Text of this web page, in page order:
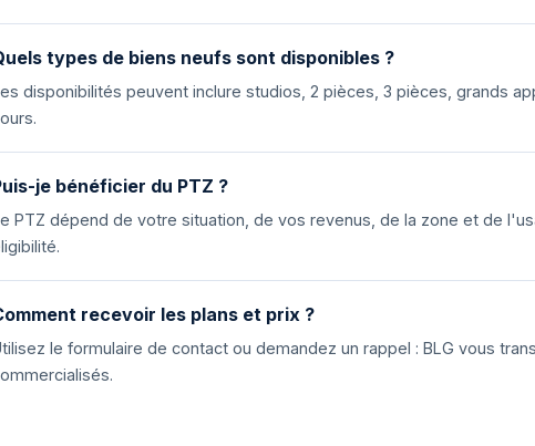
types de biens neufs sont disponibles ?
disponibilités peuvent inclure studios, 2 pièces, 3 pièces, grands
je bénéficier du PTZ ?
PTZ dépend de votre situation, de vos revenus, de la zone et de
recevoir les plans et prix ?
le formulaire de contact ou demandez un rappel : BLG vous